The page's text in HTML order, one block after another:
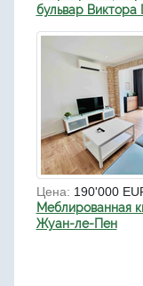
бульвар Виктора
Цена: 190'000
Меблированная
Жуан-ле-Пен